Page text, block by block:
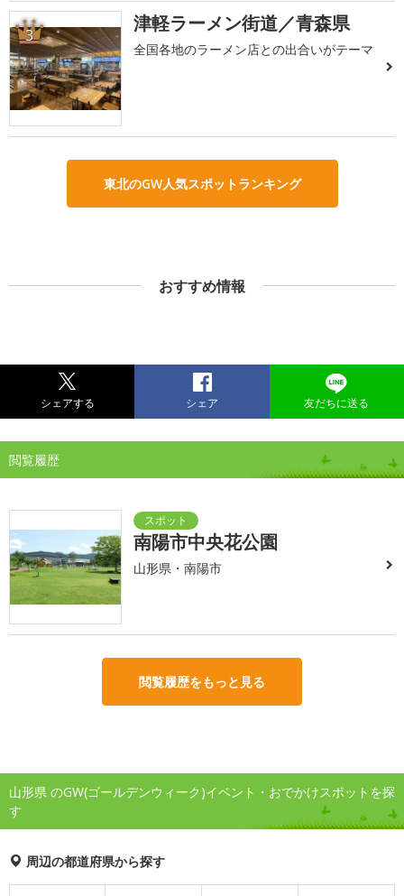
3 津軽ラーメン街道／青森県
全国各地のラーメン店との出合いがテーマ
東北のGW人気スポットランキング
おすすめ情報
シェアする シェア 友だちに送る
閲覧履歴
南陽市中央花公園
山形県・南陽市
閲覧履歴をもっと見る
山形県 のGW(ゴールデンウィーク)イベント・おでかけスポットを探
す
周辺の都道府県から探す